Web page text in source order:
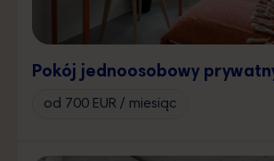
Pokój jednoosobowy
od 700 EUR / miesiąc